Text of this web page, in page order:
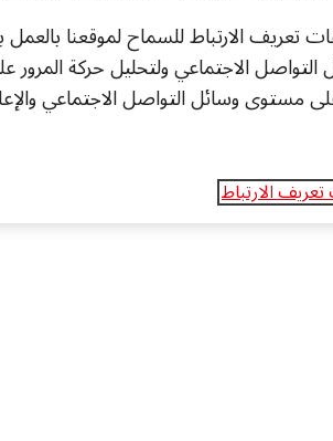
بالتكنولوجيا. وإنه لشرف كبير أن
ألمانيا، تطور الآن ليصبح مبادرة
من 100 ألف طفل منذ انطلاقتها في أبريل 2011. وتظل
أن يتمكن الأطفال في كل مكان في
تعريف الارتباط للسماح لموقعنا
الاجتماعي ولتحليل حركة
مستوى وسائل التواصل الاجتماعي
الارتباط